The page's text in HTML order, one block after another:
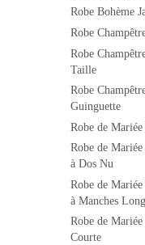
Robe Bohème
Robe
Robe
Taille
Robe
Guinguette
Robe de
Robe de
à Dos Nu
Robe de
à Manches
Robe de
Courte